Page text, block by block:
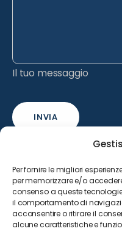
Per fornire le migliori
per memorizzare e/o
consenso a queste
il comportamento di
acconsentire o ritirare il
alcune caratteristiche e
Il tuo messaggio
INVIA